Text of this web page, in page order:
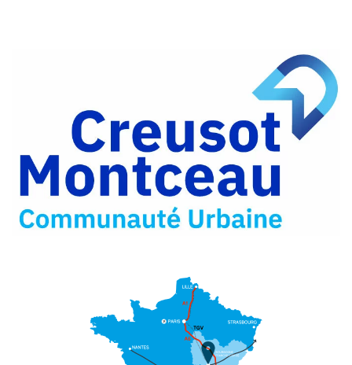
Facebook
Partager
Twitter
Partager
par
e-
mail